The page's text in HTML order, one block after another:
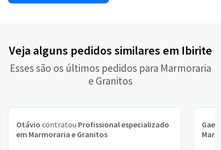
Veja alguns pedidos similares em Ibirite
Esses são os últimos pedidos para Marmoraria
e Granitos
Otávio contratou Profissional especializado
em Marmoraria e Granitos
Gael